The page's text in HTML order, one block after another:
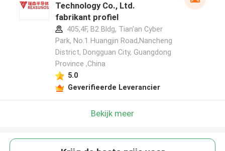
Technology Co., Ltd.
fabrikant profiel
405,4F, B2 Bldg, Tian'an Cyber
Park, No.1 Huangjin Road,Nancheng
District, Dongguan City, Guangdong
Province ,China
5.0
Geverifieerde Leverancier
Bekijk meer